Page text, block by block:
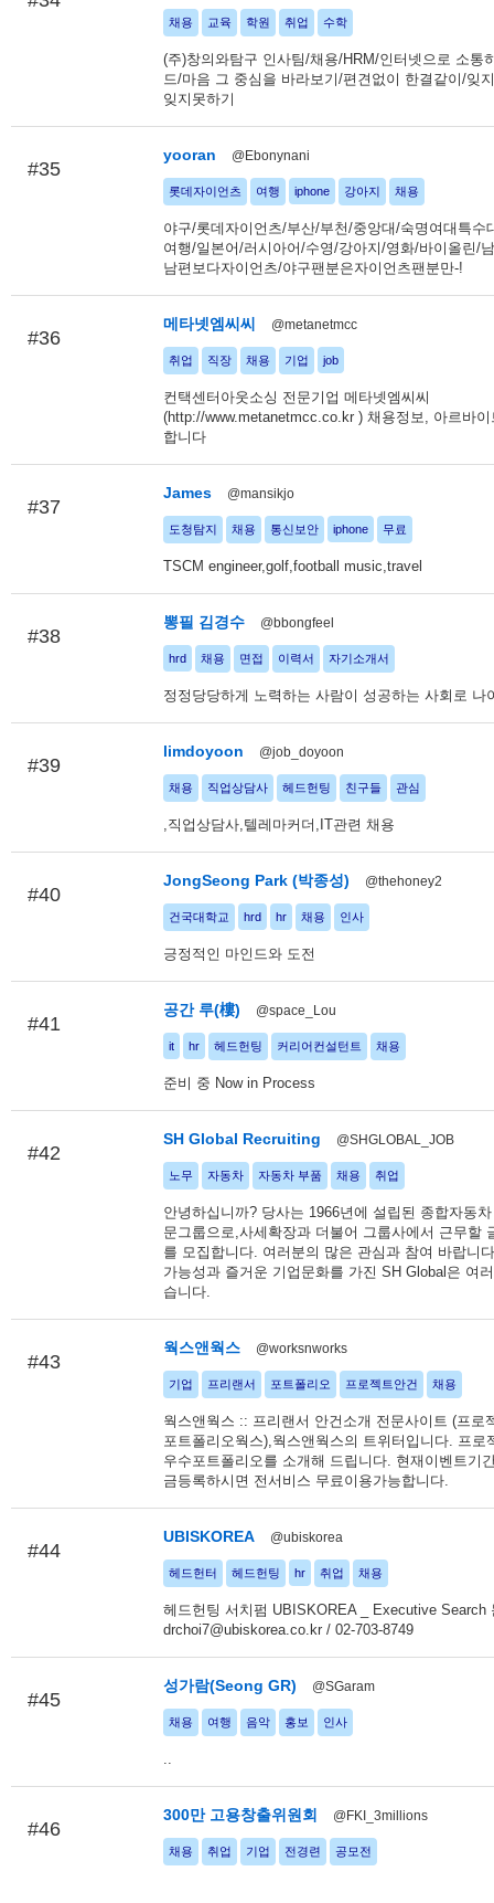
채용 교육 학원 취업 수학
(주)창의와탐구 인사팀/채용/HRM/인터넷으로 소통
드/마음 그 중심을 바라보기/편견없이 한결같이/잊
잊지못하기
#35
yooran @Ebonynani
롯데자이언츠 여행 iphone 강아지 채용
야구/롯데자이언츠/부산/부천/중앙대/숙명여대특수
여행/일본어/러시아어/수영/강아지/영화/바이올린/
남편보다자이언츠/야구팬분은자이언츠팬분만-!
#36
메타넷엠씨씨 @metanetmcc
취업 직장 채용 기업 job
컨택센터아웃소싱 전문기업 메타넷엠씨씨
(http://www.metanetmcc.co.kr ) 채용정보, 아르바
합니다
#37
James @mansikjo
도청탐지 채용 통신보안 iphone 무료
TSCM engineer,golf,football music,travel
#38
뽕필 김경수 @bbongfeel
hrd 채용 면접 이력서 자기소개서
정정당당하게 노력하는 사람이 성공하는 사회로 나
#39
limdoyoon @job_doyoon
채용 직업상담사 헤드헌팅 친구들 관심
,직업상담사,텔레마커더,IT관련 채용
#40
JongSeong Park (박종성) @thehoney2
건국대학교 hrd hr 채용 인사
긍정적인 마인드와 도전
#41
공간 루(樓) @space_Lou
it hr 헤드헌팅 커리어컨설턴트 채용
준비 중 Now in Process
#42
SH Global Recruiting @SHGLOBAL_JOB
노무 자동차 자동차 부품 채용 취업
안녕하십니까? 당사는 1966년에 설립된 종합자동
문그룹으로,사세확장과 더불어 그룹사에서 근무할
를 모집합니다. 여러분의 많은 관심과 참여 바랍니
가능성과 즐거운 기업문화를 가진 SH Global은 여
습니다.
#43
웍스앤웍스 @worksnworks
기업 프리랜서 포트폴리오 프로젝트안건 채용
웍스앤웍스 :: 프리랜서 안건소개 전문사이트 (프로
포트폴리오웍스),웍스앤웍스의 트위터입니다. 프로
우수포트폴리오를 소개해 드립니다. 현재이벤트기
금등록하시면 전서비스 무료이용가능합니다.
#44
UBISKOREA @ubiskorea
헤드헌터 헤드헌팅 hr 취업 채용
헤드헌팅 서치펌 UBISKOREA _ Executive Search
drchoi7@ubiskorea.co.kr / 02-703-8749
#45
성가람(Seong GR) @SGaram
채용 여행 음악 홍보 인사
..
#46
300만 고용창출위원회 @FKI_3millions
채용 취업 기업 전경련 공모전